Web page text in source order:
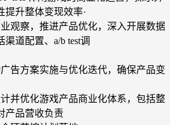
提升整体变现效率·
观察，推进产品优化，深入开展数据
道配置、a/b test调
告方案实施与优化迭代，确保产品变
并优化游戏产品商业化体系，包括整
产品营收负责